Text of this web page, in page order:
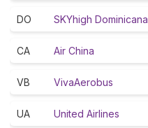
DO SKYhigh Dominicana
CA Air China
VB VivaAerobus
UA United Airlines